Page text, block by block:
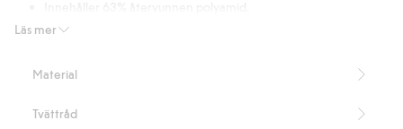
Läs mer
Artikelnummer
Material
Tvättråd